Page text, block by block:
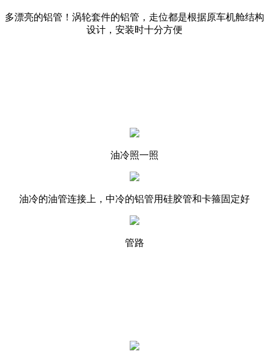
多漂亮的铝管！涡轮套件的铝管，走位都是根据原车机舱结构
设计，安装时十分方便
油冷照一照
油冷的油管连接上，中冷的铝管用硅胶管和卡箍固定好
管路